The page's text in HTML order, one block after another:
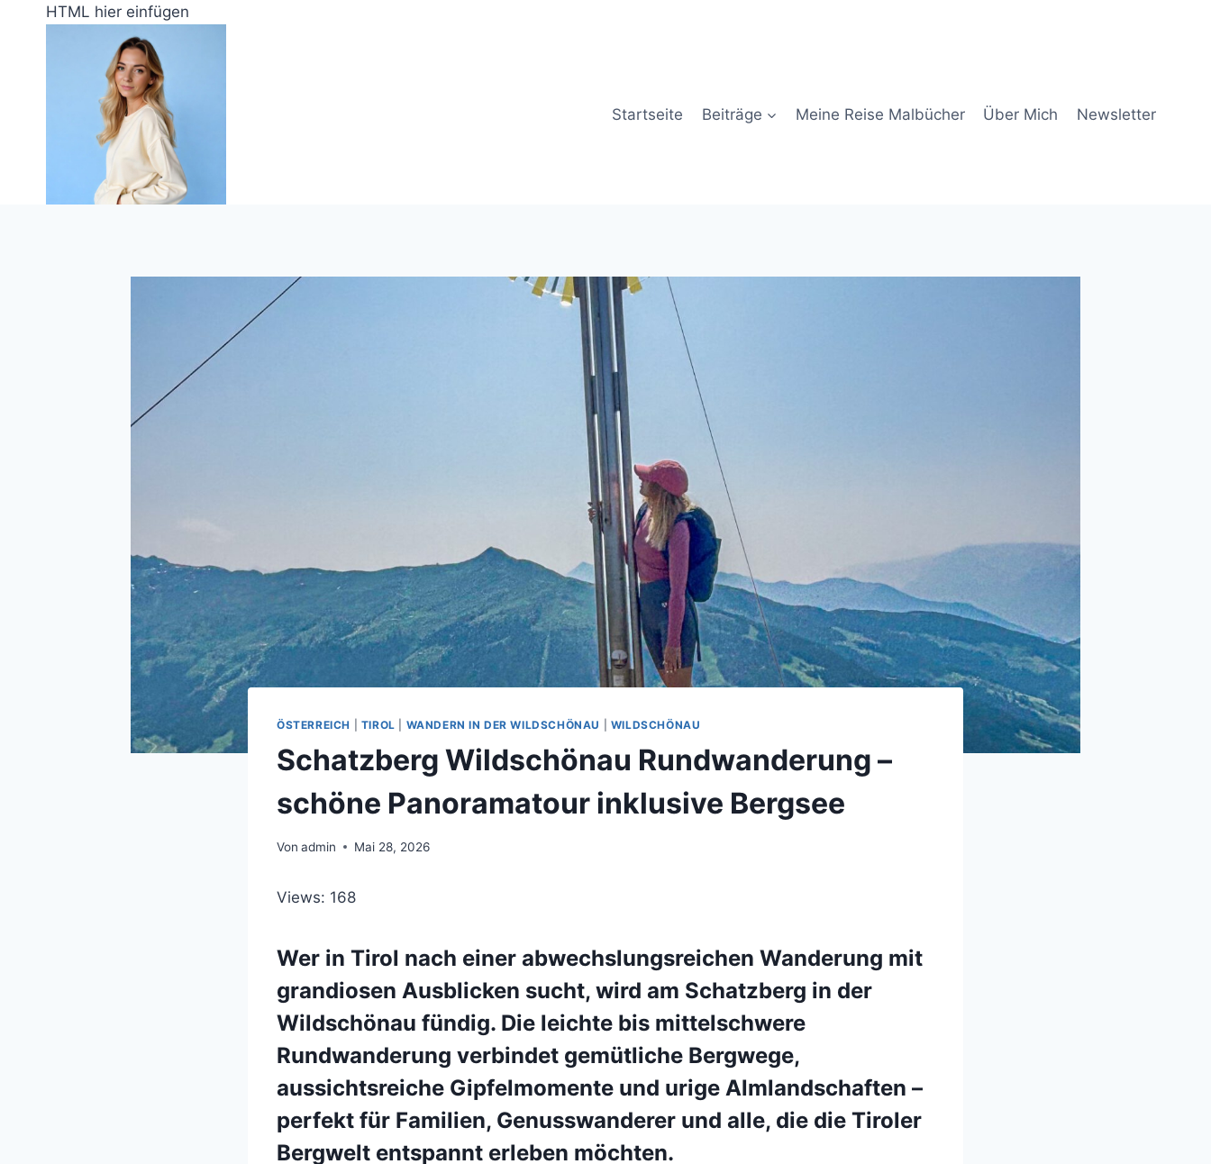
HTML hier einfügen
Startseite Beiträge Meine Reise Malbücher Über Mich Newsletter
ÖSTERREICH TIROL WANDERN IN DER WILDSCHÖNAU WILDSCHÖNAU
Schatzberg Wildschönau Rundwanderung –
schöne Panoramatour inklusive Bergsee
Von admin Mai 28, 2026
Views: 168
Wer in Tirol nach einer abwechslungsreichen Wanderung mit
grandiosen Ausblicken sucht, wird am Schatzberg in der
Wildschönau fündig. Die leichte bis mittelschwere
Rundwanderung verbindet gemütliche Bergwege,
aussichtsreiche Gipfelmomente und urige Almlandschaften –
perfekt für Familien, Genusswanderer und alle, die die Tiroler
Bergwelt entspannt erleben möchten.